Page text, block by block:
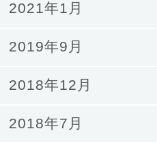
2021年1月
2019年9月
2018年12月
2018年7月